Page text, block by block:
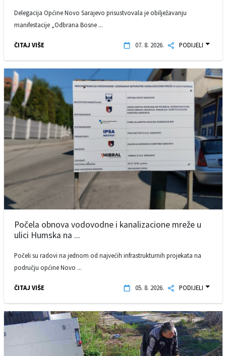
Delegacija Općine Novo Sarajevo prisustvovala je obilježavanju
manifestacije „Odbrana Bosne ...
ČITAJ VIŠE 07. 8. 2026. PODIJELI
Počela obnova vodovodne i kanalizacione mreže u
ulici Humska na ...
Počeli su radovi na jednom od najvećih infrastrukturnih projekata na
području općine Novo ...
ČITAJ VIŠE 05. 8. 2026. PODIJELI